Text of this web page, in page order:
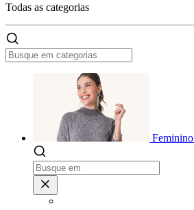
Todas as categorias
Feminino